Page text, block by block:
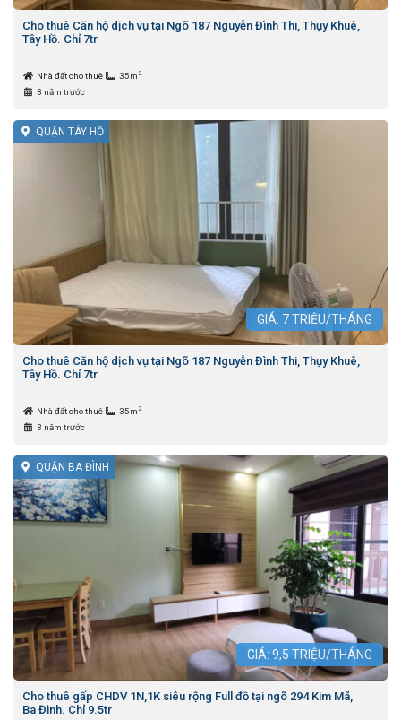
Cho thuê Căn hộ dịch vụ tại Ngõ 187 Nguyễn Đình Thi, Thụy Khuê,
Tây Hồ. Chỉ 7tr
Nhà đất cho thuê 35m 2
3 năm trước
QUẬN TÂY HỒ
GIÁ: 7TRIỆU/THÁNG
Cho thuê Căn hộ dịch vụ tại Ngõ 187 Nguyễn Đình Thi, Thụy Khuê,
Tây Hồ. Chỉ 7tr
Nhà đất cho thuê 35m 2
3 năm trước
QUẬN BA ĐÌNH
GIÁ: 9,5 TRIỆU/THÁNG
Cho thuê gấp CHDV 1N,1K siêu rộng Full đồ tại ngõ 294 Kim Mã,
Ba Đình. Chỉ 9.5tr